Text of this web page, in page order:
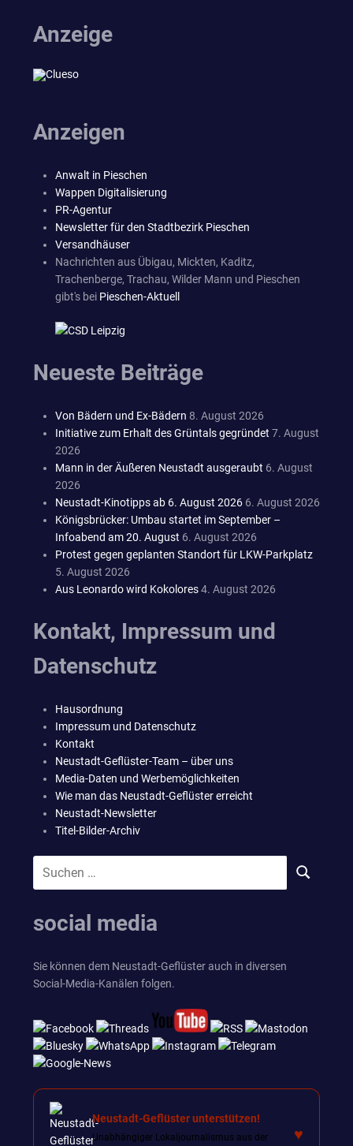
Anzeige
Anzeigen
Anwalt in Pieschen
Wappen Digitalisierung
PR-Agentur
Newsletter für den Stadtbezirk Pieschen
Versandhäuser
Nachrichten aus Übigau, Mickten, Kaditz,
Trachenberge, Trachau, Wilder Mann und Pieschen
gibt's bei Pieschen-Aktuell
Neueste Beiträge
Von Bädern und Ex-Bädern 8. August 2026
Initiative zum Erhalt des Grüntals gegründet 7. August
2026
Mann in der Äußeren Neustadt ausgeraubt 6. August
2026
Neustadt-Kinotipps ab 6. August 2026 6. August 2026
Königsbrücker: Umbau startet im September –
Infoabend am 20. August 6. August 2026
Protest gegen geplanten Standort für LKW-Parkplatz
5. August 2026
Aus Leonardo wird Kokolores4. August 2026
Kontakt, Impressum und
Datenschutz
Hausordnung
Impressum und Datenschutz
Kontakt
Neustadt-Geflüster-Team – über uns
Media-Daten und Werbemöglichkeiten
Wie man das Neustadt-Geflüster erreicht
Neustadt-Newsletter
Titel-Bilder-Archiv
nach:
SUCHEN
social media
Sie können dem Neustadt-Geflüster auch in diversen
Social-Media-Kanälen folgen.
Neustadt-Geflüster unterstützen!
Unabhängiger Lokaljournalismus aus der ♥